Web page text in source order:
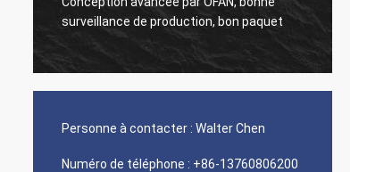
surveillance de production, bon paquet
Personne à contacter : Walter Chen
Numéro de téléphone : +86-13760806200